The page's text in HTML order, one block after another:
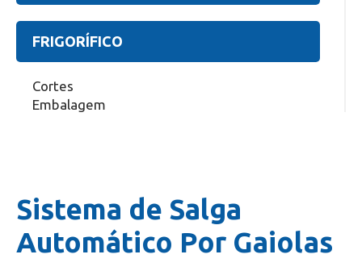
FRIGORÍFICO
Cortes
Embalagem
Sistema de Salga
Automático Por Gaiolas